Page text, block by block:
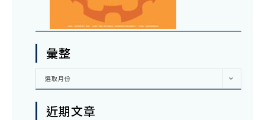
彙整
彙
選取月份
近期文章